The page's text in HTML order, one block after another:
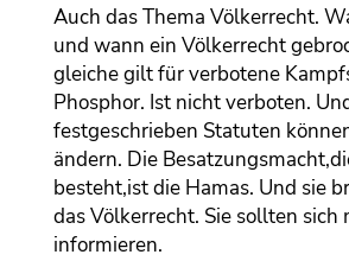
Auch das Thema Völkerrecht.
und wann ein Völkerrecht
gleiche gilt für verbotene
Phosphor. Ist nicht verboten.
festgeschrieben Statuten
ändern. Die
besteht,ist die Hamas. Und sie
das Völkerrecht. Sie sollten sich
informieren.